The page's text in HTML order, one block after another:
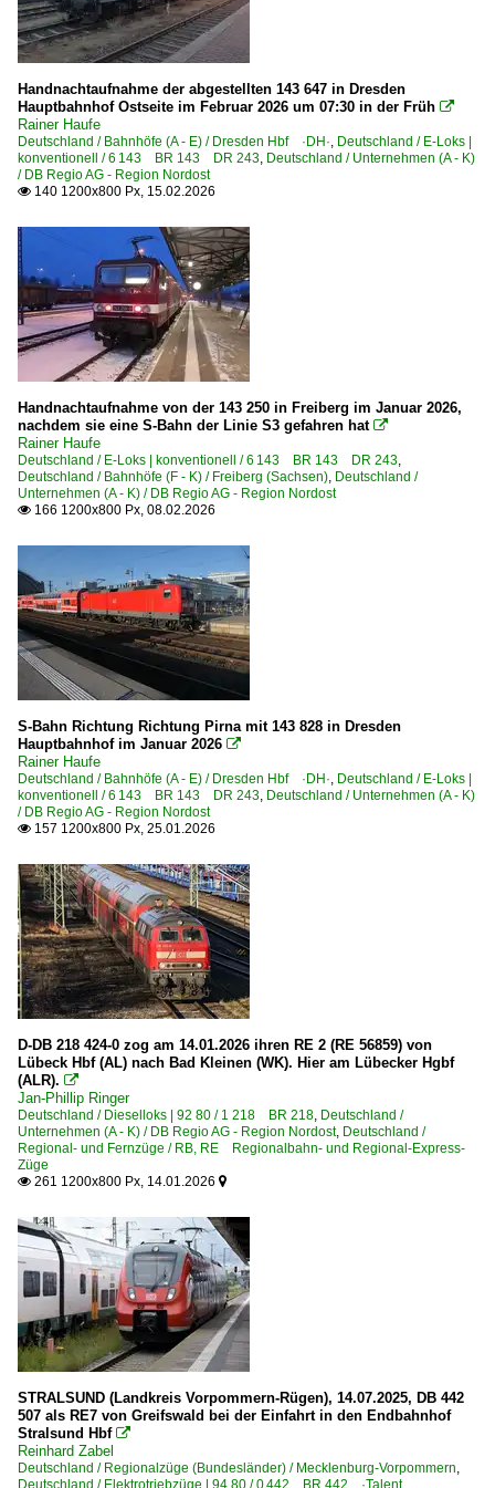
RE 1
RE 2
RE 3 ·Ostsee-Express·
RE 5 ·Warnemünde-Express·
RE 10
RB 14 ·Airport-Express·
RB 22 ·Airport-Express·
RB 24
RB 49
RE 66
RB-, RE-Linien in MV
RE 4 ·Stadttore-Linie·
Regional- und Fernzüge
DbZ Überführungsfahrten, Züge für besondere Zwecke
IRE Interregio-Express-Züge
PbZ Personenzug für besondere Zwecke
RB, RE Regionalbahn- und Regional-Express-Züge
Regionalzüge (Bundesländer)
Berlin und Brandenburg
Mecklenburg-Vorpommern
Sachsen
Sachsen-Anhalt
Schleswig Holstein
Thüringen
Sonstiges
Nachtaufnahmen
Schadzüge
Strecken | KBS 100-199
100 (Berlin–) Hagenow – Büchen – Hamburg
100 (Hamburg–) Bad Kleinen – Bützow – Rostock
190 Borchtitz – Sassnitz-Mukran – Sassnitz Fährhafen
190 Lietzow – Prora – Ostseebad Binz
190 Stralsund – Bergen auf Rügen – Lietzow – Borchtitz
190 Stralsund – Ribnitz-Damgarten – Velgast – Rostock
193 Heringsdorf – Zinnowitz – Wolgast Fähre (–Züssow)
Strecken | KBS 200-299
200 Berlin Ostbahnhof – Berlin Hbf – Berlin
201 'ost' Berlin Ostbahnhof – Frankfurt (Oder) – Guben
Handnachtaufnahme der abgestellten 143 647 in Dresden
Hauptbahnhof Ostseite im Februar 2026 um 07:30 in der Früh 
Rainer Haufe
Deutschland / Bahnhöfe (A - E) / Dresden Hbf ·DH·, Deutschland / E-Loks |
konventionell / 6 143 BR 143 DR 243, Deutschland / Unternehmen (A - K)
/ DB Regio AG - Region Nordost
 140 1200x800 Px, 15.02.2026
Handnachtaufnahme von der 143 250 in Freiberg im Januar 2026,
nachdem sie eine S-Bahn der Linie S3 gefahren hat 
Rainer Haufe
Deutschland / E-Loks | konventionell / 6 143 BR 143 DR 243,
Deutschland / Bahnhöfe (F - K) / Freiberg (Sachsen), Deutschland /
Unternehmen (A - K) / DB Regio AG - Region Nordost
 166 1200x800 Px, 08.02.2026
S-Bahn Richtung Richtung Pirna mit 143 828 in Dresden
Hauptbahnhof im Januar 2026 
Rainer Haufe
Deutschland / Bahnhöfe (A - E) / Dresden Hbf ·DH·, Deutschland / E-Loks |
konventionell / 6 143 BR 143 DR 243, Deutschland / Unternehmen (A - K)
/ DB Regio AG - Region Nordost
 157 1200x800 Px, 25.01.2026
D-DB 218 424-0 zog am 14.01.2026 ihren RE 2 (RE 56859) von
Lübeck Hbf (AL) nach Bad Kleinen (WK). Hier am Lübecker Hgbf
(ALR). 
Jan-Phillip Ringer
Deutschland / Dieselloks | 92 80 / 1 218 BR 218, Deutschland /
Unternehmen (A - K) / DB Regio AG - Region Nordost, Deutschland /
Regional- und Fernzüge / RB, RE Regionalbahn- und Regional-Express-
Züge
 261 1200x800 Px, 14.01.2026 
STRALSUND (Landkreis Vorpommern-Rügen), 14.07.2025, DB 442
507 als RE7 von Greifswald bei der Einfahrt in den Endbahnhof
Stralsund Hbf 
Reinhard Zabel
Deutschland / Regionalzüge (Bundesländer) / Mecklenburg-Vorpommern,
Deutschland / Elektrotriebzüge | 94 80 / 0 442 BR 442 ·Talent